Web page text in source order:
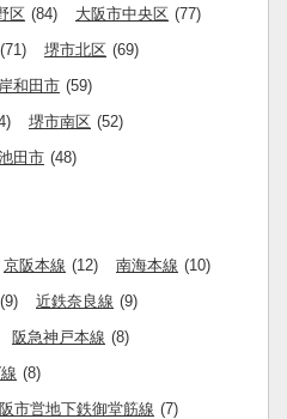
区 (84) 大阪市中央区 (77)
(71) 堺市北区 (69)
岸和田市 (59)
堺市南区 (52)
田市 (48)
京阪本線 (12) 南海本線 (10)
(9) 近鉄奈良線 (9)
阪急神戸本線 (8)
(8)
市営地下鉄御堂筋線 (7)